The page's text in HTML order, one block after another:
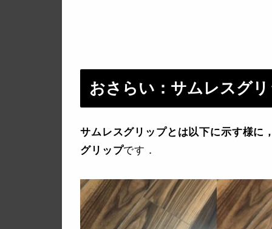
おさらい：サムレスグ
サムレスグリップとは以下に示す様に
グリップです．